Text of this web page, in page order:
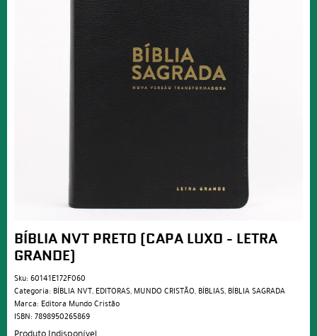
BÍBLIA NVT PRETO (CAPA LUXO - LETRA
GRANDE)
Sku: 60141E172F060
Categoria: BÍBLIA NVT, EDITORAS, MUNDO CRISTÃO, BÍBLIAS, BÍBLIA SAGRADA
Marca: Editora Mundo Cristão
ISBN: 7898950265869